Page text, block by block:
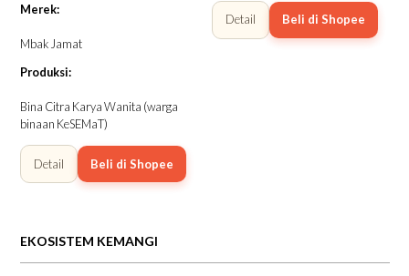
Merek:
Mbak Jamat
Produksi:
Bina Citra Karya Wanita (warga
binaan KeSEMaT)
Detail Beli di Shopee
Detail Beli di Shopee
EKOSISTEM KEMANGI